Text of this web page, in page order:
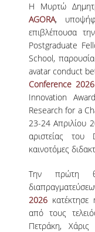
ΓΙΑ
Η Μυρτώ
AGORA,
επιβλέπουσα
Postgraduate
School,
avatar conduct
Conference 2026
Innovation
Research for a
23-24 Απριλίου
αριστείας του
καινοτόμες
Την πρώτη
2026κατέκτησε
από τους
Πετράκη,